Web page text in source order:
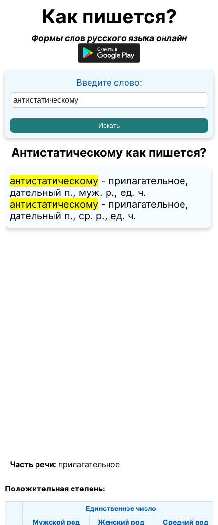
Как пишется?
Формы слов русского языка онлайн
Введите слово:
Антистатическому как пишется?
антистатическому - прилагательное,
дательный п., муж. p., ед. ч.
антистатическому - прилагательное,
дательный п., ср. p., ед. ч.
Часть речи: прилагательное
Положительная степень:
Единственное число
Мужской род
Женский род
Средний род